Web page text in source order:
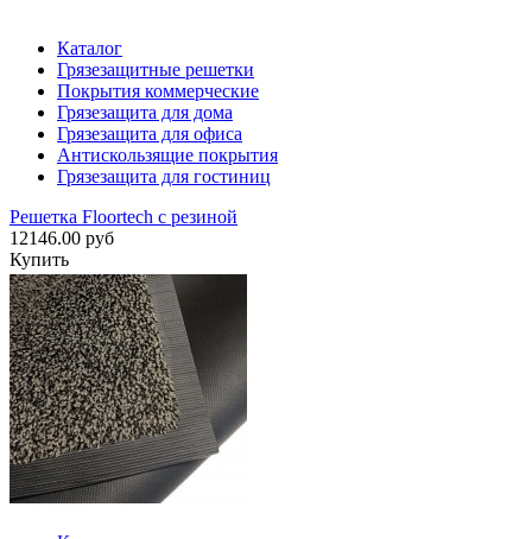
Каталог
Грязезащитные решетки
Покрытия коммерческие
Грязезащита для дома
Грязезащита для офиса
Антискользящие покрытия
Грязезащита для гостиниц
Решетка Floortech с резиной
12146.00 руб
Купить